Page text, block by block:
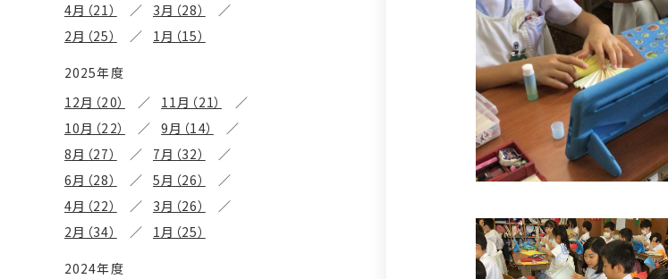
4月（21）
3月（28）
2月（25）
1月（15）
2025年度
12月（20）
11月（21）
10月（22）
9月（14）
8月（27）
7月（32）
6月（28）
5月（26）
4月（22）
3月（26）
2月（34）
1月（25）
2024年度